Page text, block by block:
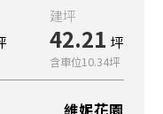
建坪
42.21 坪
含車位10.34坪